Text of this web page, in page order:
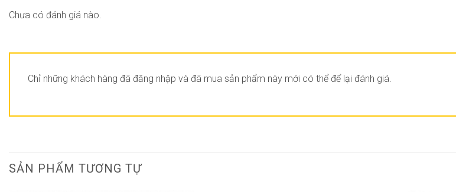
Chưa có đánh giá nào.
Chỉ những khách hàng đã đăng nhập và đã mua sản phẩm này mới có thể để lại đánh giá.
SẢN PHẨM TƯƠNG TỰ